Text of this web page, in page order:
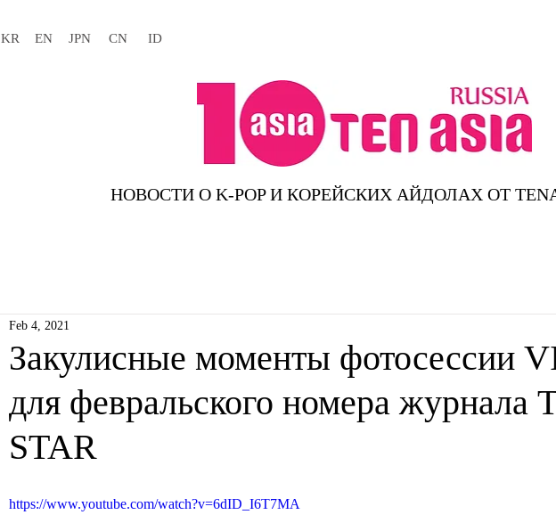
KR EN JPN CN ID
НОВОСТИ О K-POP И КОРЕЙСКИХ АЙДОЛАХ ОТ
Закулисные моменты фотосессии
для февральского номера журнала
STAR
Feb 4, 2021
https://www.youtube.com/watch?v=6dID_I6T7MA